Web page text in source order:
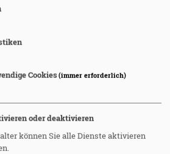
Fahrzeug abholen. Was
Voucher, Ausweis, Führerschein,
einem eine ungeduldig wartende
kommt auf.
Cookies(immer erforderlich)
oder deaktivieren
können Sie alle Dienste aktivieren